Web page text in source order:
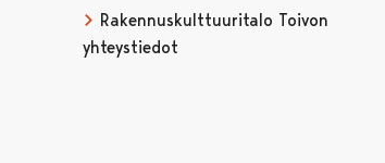
Rakennuskulttuuritalo Toivon
yhteystiedot